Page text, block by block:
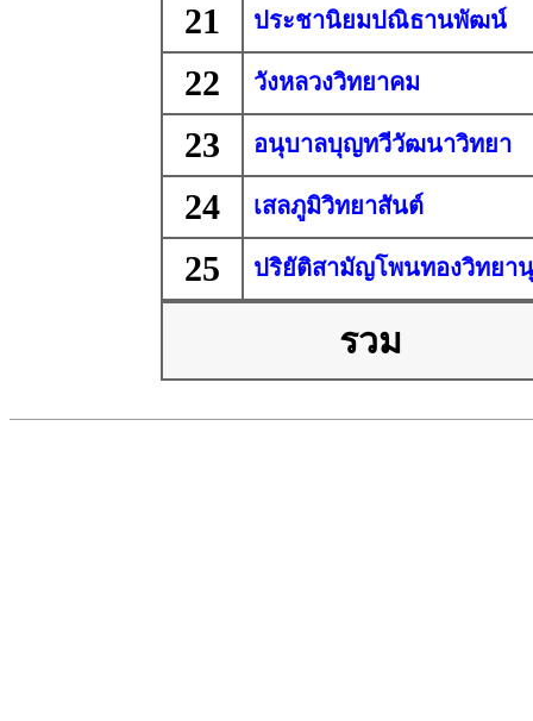
21 ประชานิยมปณิธานพัฒน์
22 วังหลวงวิทยาคม
23 อนุบาลบุญทวีวัฒนาวิทยา
24 เสลภูมิวิทยาสันต์
25 ปริยัติสามัญโพนทองวิทยา
รวม